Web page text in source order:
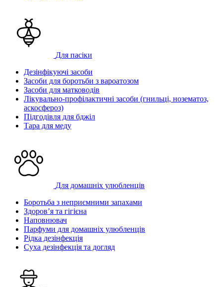
Для пасіки
Дезінфікуючі засоби
Засоби для боротьби з вароатозом
Засоби для матководів
Лікувально-профілактичні засоби (гнильці, нозематоз,
аскосфероз)
Підгодівля для бджіл
Тара для меду
Для домашніх улюбленців
Боротьба з неприємними запахами
Здоров’я та гігієна
Наповнювач
Парфуми для домашніх улюбленців
Рідка дезінфекція
Суха дезінфекція та догляд